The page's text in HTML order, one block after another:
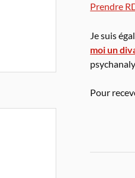
Prendre
Je suis
moi un
Pour